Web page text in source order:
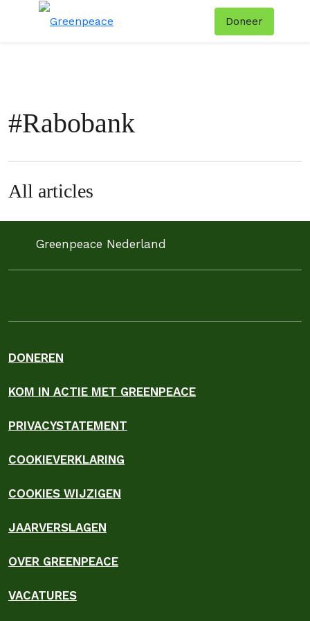
Doneer
#Rabobank
All articles
Greenpeace Nederland
DONEREN
KOM IN ACTIE MET GREENPEACE
PRIVACYSTATEMENT
COOKIEVERKLARING
COOKIES WIJZIGEN
JAARVERSLAGEN
OVER GREENPEACE
VACATURES